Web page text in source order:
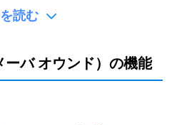
読む
バ オウンド）の機能